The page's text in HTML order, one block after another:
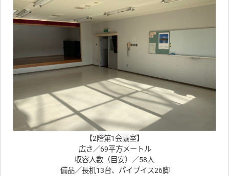
【2階第1会議室】
広さ／69平方メートル
収容人数（目安）／58人
備品／長机13台、パイプイス26脚